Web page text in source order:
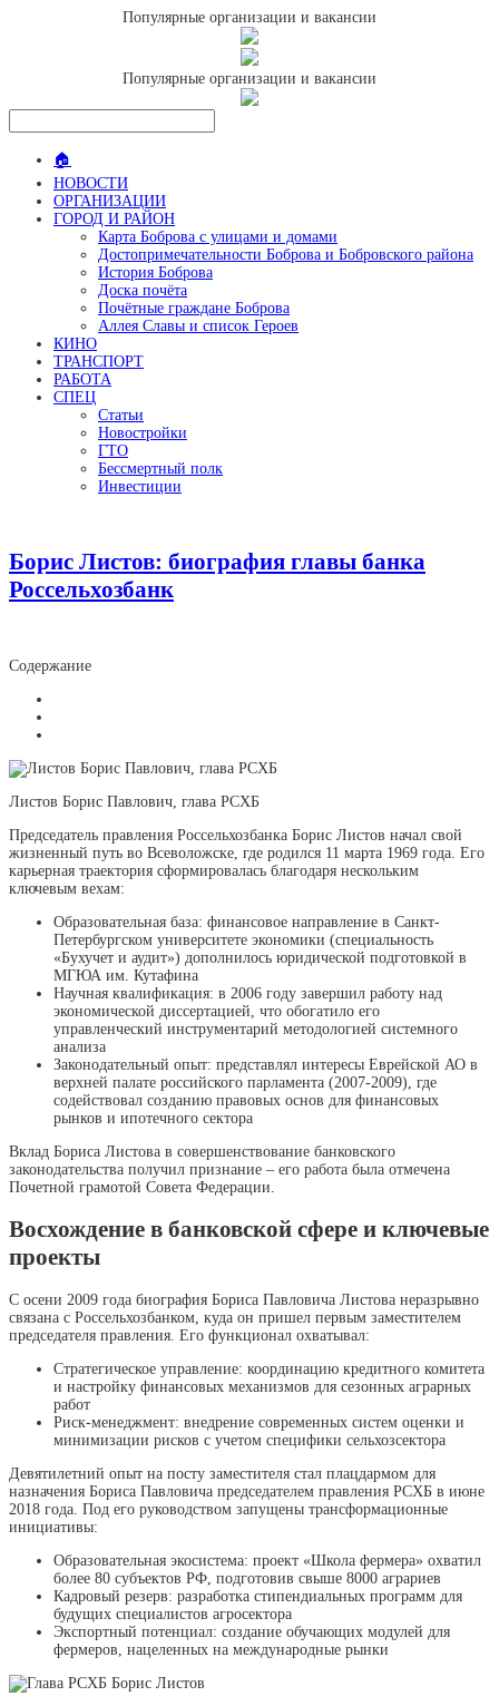
Популярные организации и вакансии
Популярные организации и вакансии
🏠
НОВОСТИ
ОРГАНИЗАЦИИ
ГОРОД И РАЙОН
Карта Боброва с улицами и домами
Достопримечательности Боброва и Бобровского района
История Боброва
Доска почёта
Почётные граждане Боброва
Аллея Славы и список Героев
КИНО
ТРАНСПОРТ
РАБОТА
СПЕЦ
Статьи
Новостройки
ГТО
Бессмертный полк
Инвестиции
Борис Листов: биография главы банка
Россельхозбанк
Содержание
Листов Борис Павлович, глава РСХБ
Председатель правления Россельхозбанка Борис Листов начал свой
жизненный путь во Всеволожске, где родился 11 марта 1969 года. Его
карьерная траектория сформировалась благодаря нескольким
ключевым вехам:
Образовательная база: финансовое направление в Санкт-
Петербургском университете экономики (специальность
«Бухучет и аудит») дополнилось юридической подготовкой в
МГЮА им. Кутафина
Научная квалификация: в 2006 году завершил работу над
экономической диссертацией, что обогатило его
управленческий инструментарий методологией системного
анализа
Законодательный опыт: представлял интересы Еврейской АО в
верхней палате российского парламента (2007-2009), где
содействовал созданию правовых основ для финансовых
рынков и ипотечного сектора
Вклад Бориса Листова в совершенствование банковского
законодательства получил признание – его работа была отмечена
Почетной грамотой Совета Федерации.
Восхождение в банковской сфере и ключевые
проекты
С осени 2009 года биография Бориса Павловича Листова неразрывно
связана с Россельхозбанком, куда он пришел первым заместителем
председателя правления. Его функционал охватывал:
Стратегическое управление: координацию кредитного комитета
и настройку финансовых механизмов для сезонных аграрных
работ
Риск-менеджмент: внедрение современных систем оценки и
минимизации рисков с учетом специфики сельхозсектора
Девятилетний опыт на посту заместителя стал плацдармом для
назначения Бориса Павловича председателем правления РСХБ в июне
2018 года. Под его руководством запущены трансформационные
инициативы:
Образовательная экосистема: проект «Школа фермера» охватил
более 80 субъектов РФ, подготовив свыше 8000 аграриев
Кадровый резерв: разработка стипендиальных программ для
будущих специалистов агросектора
Экспортный потенциал: создание обучающих модулей для
фермеров, нацеленных на международные рынки